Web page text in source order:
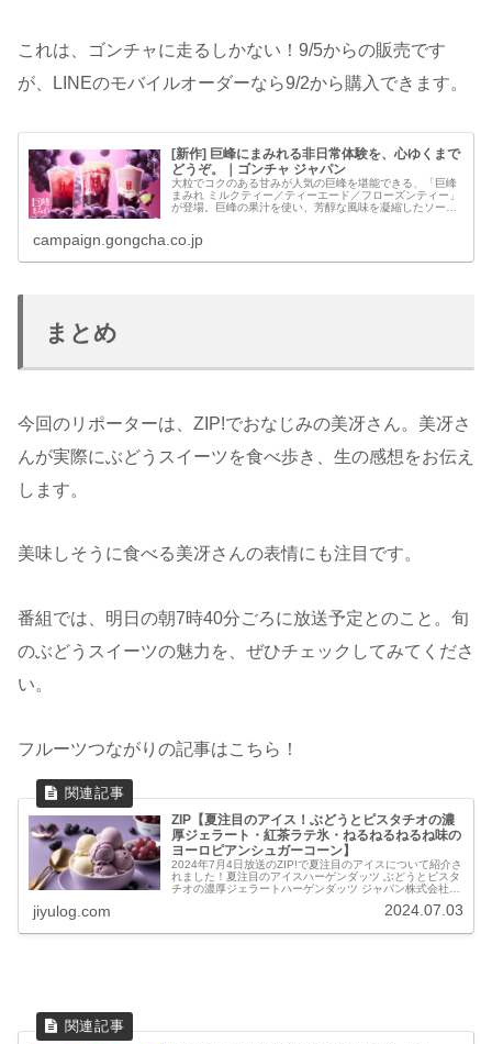
これは、ゴンチャに走るしかない！9/5からの販売です
が、LINEのモバイルオーダーなら9/2から購入できます。
[新作] 巨峰にまみれる非日常体験を、心ゆくまで
どうぞ。｜ゴンチャ ジャパン
大粒でコクのある甘みが人気の巨峰を堪能できる、「巨峰
まみれ ミルクティー／ティーエード／フローズンティー」
が登場。巨峰の果汁を使い、芳醇な風味を凝縮したソース
campaign.gongcha.co.jp
まとめ
今回のリポーターは、ZIP!でおなじみの美冴さん。美冴さ
んが実際にぶどうスイーツを食べ歩き、生の感想をお伝え
します。
美味しそうに食べる美冴さんの表情にも注目です。
番組では、明日の朝7時40分ごろに放送予定とのこと。旬
のぶどうスイーツの魅力を、ぜひチェックしてみてくださ
い。
フルーツつながりの記事はこちら！
ZIP【夏注目のアイス！ぶどうとピスタチオの濃
厚ジェラート・紅茶ラテ氷・ねるねるねるね味の
ヨーロピアンシュガーコーン】
2024年7月4日放送のZIP!で夏注目のアイスについて紹介さ
れました！夏注目のアイスハーゲンダッツ ぶどうとピスタ
チオの濃厚ジェラートハーゲンダッツ ジャパン株式会社：
jiyulog.com 2024.07.03